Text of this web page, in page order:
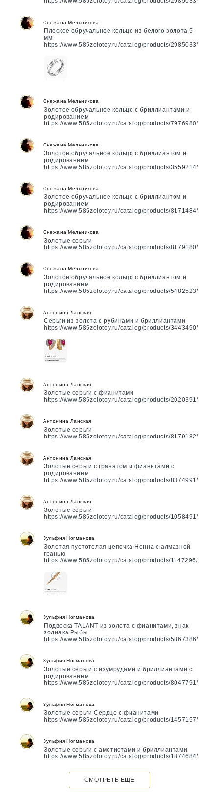
Снежана Мельникова
Плоское обручальное кольцо из белого золота 5
мм
https://www.585zolotoy.ru/catalog/products/2985033/
Снежана Мельникова
Золотое обручальное кольцо с бриллиантами и
родированием
https://www.585zolotoy.ru/catalog/products/7976980/
Снежана Мельникова
Золотое обручальное кольцо с бриллиантом и
родированием
https://www.585zolotoy.ru/catalog/products/3559214/
Снежана Мельникова
Золотое обручальное кольцо с бриллиантом и
родированием
https://www.585zolotoy.ru/catalog/products/8171484/
Снежана Мельникова
Золотые серьги
https://www.585zolotoy.ru/catalog/products/8179180/
Снежана Мельникова
Золотое обручальное кольцо с бриллиантом и
родированием
https://www.585zolotoy.ru/catalog/products/5482523/
Антонина Ланская
Серьги из золота с рубинами и бриллиантами
https://www.585zolotoy.ru/catalog/products/3443490/
Антонина Ланская
Золотые серьги с фианитами
https://www.585zolotoy.ru/catalog/products/2020391/
Антонина Ланская
Золотые серьги
https://www.585zolotoy.ru/catalog/products/8179182/
Антонина Ланская
Золотые серьги с гранатом и фианитами с
родированием
https://www.585zolotoy.ru/catalog/products/8374991/
Антонина Ланская
Золотые серьги
https://www.585zolotoy.ru/catalog/products/1058491/
Зульфия Ногманова
Золотая пустотелая цепочка Нонна с алмазной
гранью
https://www.585zolotoy.ru/catalog/products/1147296/
Зульфия Ногманова
Подвеска TALANT из золота с фианитами, знак
зодиака Рыбы
https://www.585zolotoy.ru/catalog/products/5867386/
Зульфия Ногманова
Золотые серьги с изумрудами и бриллиантами с
родированием
https://www.585zolotoy.ru/catalog/products/8047791/
Зульфия Ногманова
Золотые серьги Сердце с фианитами
https://www.585zolotoy.ru/catalog/products/1457157/
Зульфия Ногманова
Золотые серьги с аметистами и бриллиантами
https://www.585zolotoy.ru/catalog/products/1874684/
СМОТРЕТЬ ЕЩЁ